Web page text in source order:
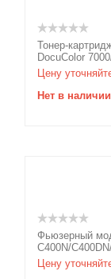
Тонер-
DocuColor
Цену
Нет в наличии
Фьюзерный
C400N/
Цену